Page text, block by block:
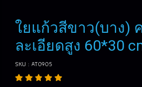
ใยแก้วสีขาว(บาง)
ละเอียดสูง 60*30
SKU : AT0905